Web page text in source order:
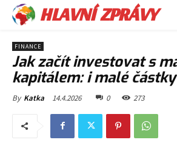
HLAVNÍ ZPRÁVY
FINANCE
Jak začít investovat s
kapitálem: i malé
By Katka 14.4.2026 0 273